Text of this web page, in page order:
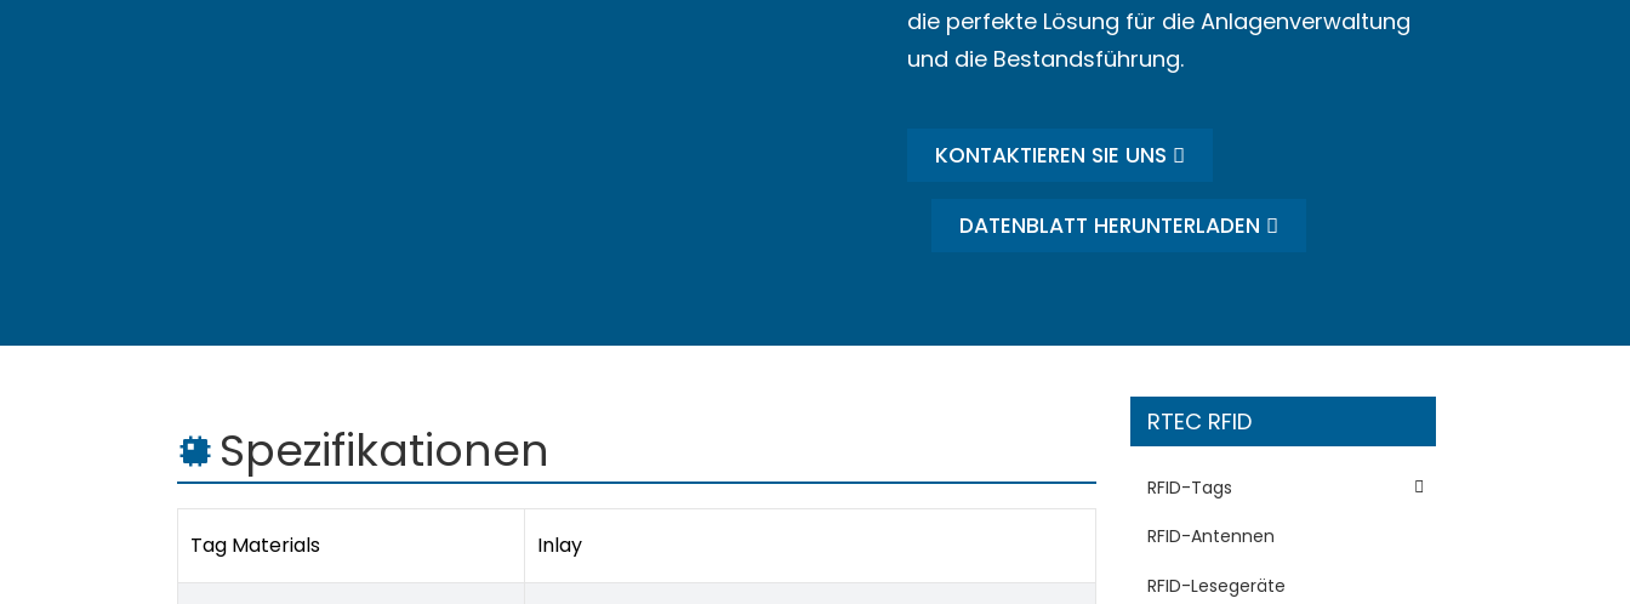
die perfekte Lösung für die Anlagenverwaltung
und die Bestandsführung.
KONTAKTIEREN SIE UNS
DATENBLATT HERUNTERLADEN
Spezifikationen
Tag Materials Inlay
RTEC RFID
RFID-Tags
RFID-Antennen
RFID-Lesegeräte